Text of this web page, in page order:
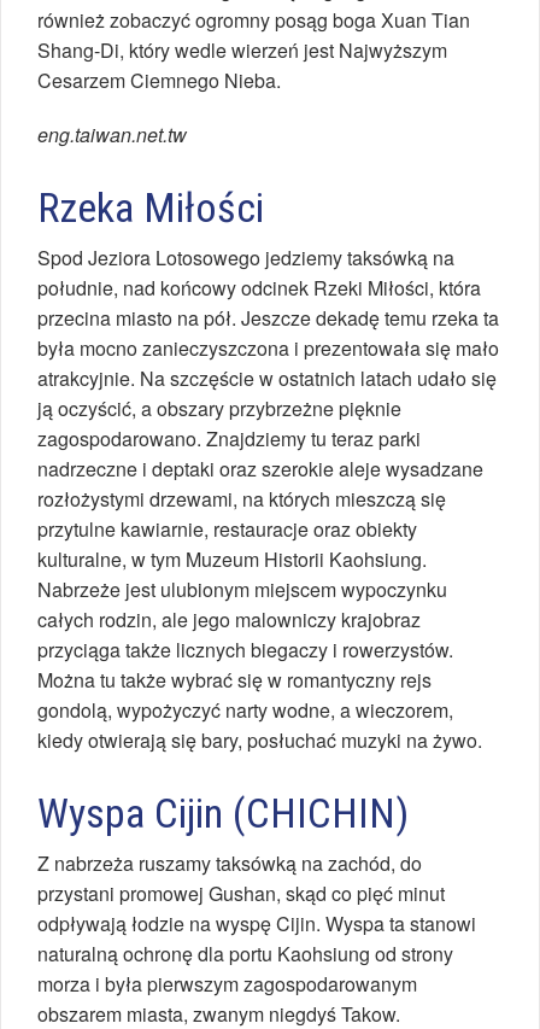
również zobaczyć ogromny posąg boga Xuan Tian
Shang-Di, który wedle wierzeń jest Najwyższym
Cesarzem Ciemnego Nieba.
eng.taiwan.net.tw
Rzeka Miłości
Spod Jeziora Lotosowego jedziemy taksówką na
południe, nad końcowy odcinek Rzeki Miłości, która
przecina miasto na pół. Jeszcze dekadę temu rzeka ta
była mocno zanieczyszczona i prezentowała się mało
atrakcyjnie. Na szczęście w ostatnich latach udało się
ją oczyścić, a obszary przybrzeżne pięknie
zagospodarowano. Znajdziemy tu teraz parki
nadrzeczne i deptaki oraz szerokie aleje wysadzane
rozłożystymi drzewami, na których mieszczą się
przytulne kawiarnie, restauracje oraz obiekty
kulturalne, w tym Muzeum Historii Kaohsiung.
Nabrzeże jest ulubionym miejscem wypoczynku
całych rodzin, ale jego malowniczy krajobraz
przyciąga także licznych biegaczy i rowerzystów.
Można tu także wybrać się w romantyczny rejs
gondolą, wypożyczyć narty wodne, a wieczorem,
kiedy otwierają się bary, posłuchać muzyki na żywo.
Wyspa Cijin (CHICHIN)
Z nabrzeża ruszamy taksówką na zachód, do
przystani promowej Gushan, skąd co pięć minut
odpływają łodzie na wyspę Cijin. Wyspa ta stanowi
naturalną ochronę dla portu Kaohsiung od strony
morza i była pierwszym zagospodarowanym
obszarem miasta, zwanym niegdyś Takow.